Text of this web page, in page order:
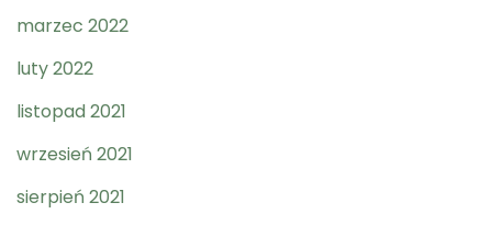
marzec 2022
luty 2022
listopad 2021
wrzesień 2021
sierpień 2021